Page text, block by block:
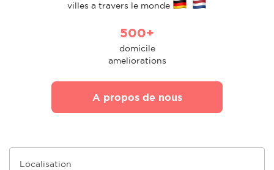
villes a travers le monde
500+
domicile
ameliorations
A propos de nous